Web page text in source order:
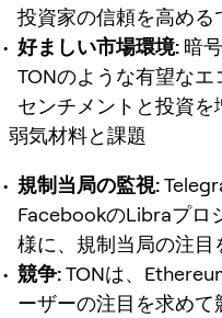
投資家の信頼を高める
好ましい市場環境: 暗
TONのような有望な
センチメントと投資を
弱気材料と課題
規制当局の監視:
FacebookのLibraプロ
様に、規制当局の注目
競争:TONは、
ーザーの注目を求めて